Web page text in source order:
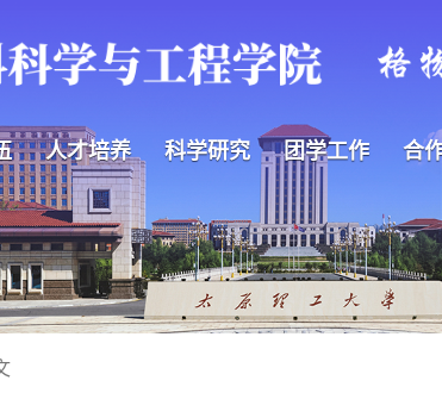
人才培养 科学研究 团学工作 合